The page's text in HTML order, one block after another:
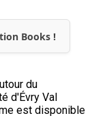
Books !
du
d'Évry Val
est disponible